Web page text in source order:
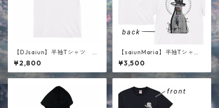
【DJsaiun】半袖Tシャツ ホ
ワイト
¥2,800
【saiunMaria】半袖Tシャ
ツ ホワイト
¥3,500